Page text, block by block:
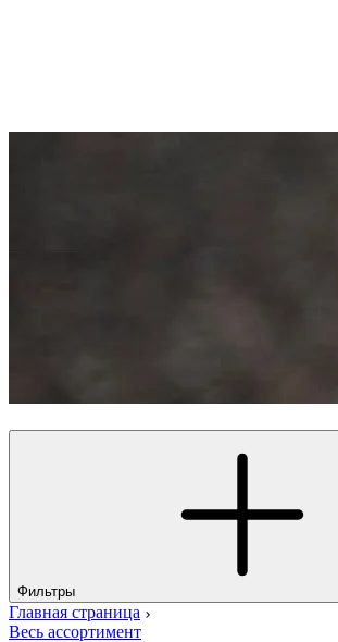
Фильтры
Главная страница
Весь ассортимент